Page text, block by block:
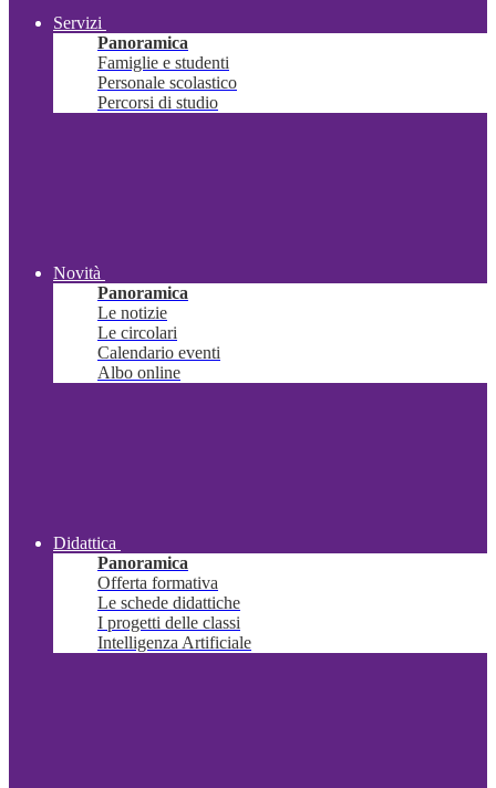
Servizi
Panoramica
Famiglie e studenti
Personale scolastico
Percorsi di studio
Novità
Panoramica
Le notizie
Le circolari
Calendario eventi
Albo online
Didattica
Panoramica
Offerta formativa
Le schede didattiche
I progetti delle classi
Intelligenza Artificiale